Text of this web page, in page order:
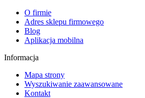
O firmie
Adres sklepu firmowego
Blog
Aplikacja mobilna
Informacja
Mapa strony
Wyszukiwanie zaawansowane
Kontakt